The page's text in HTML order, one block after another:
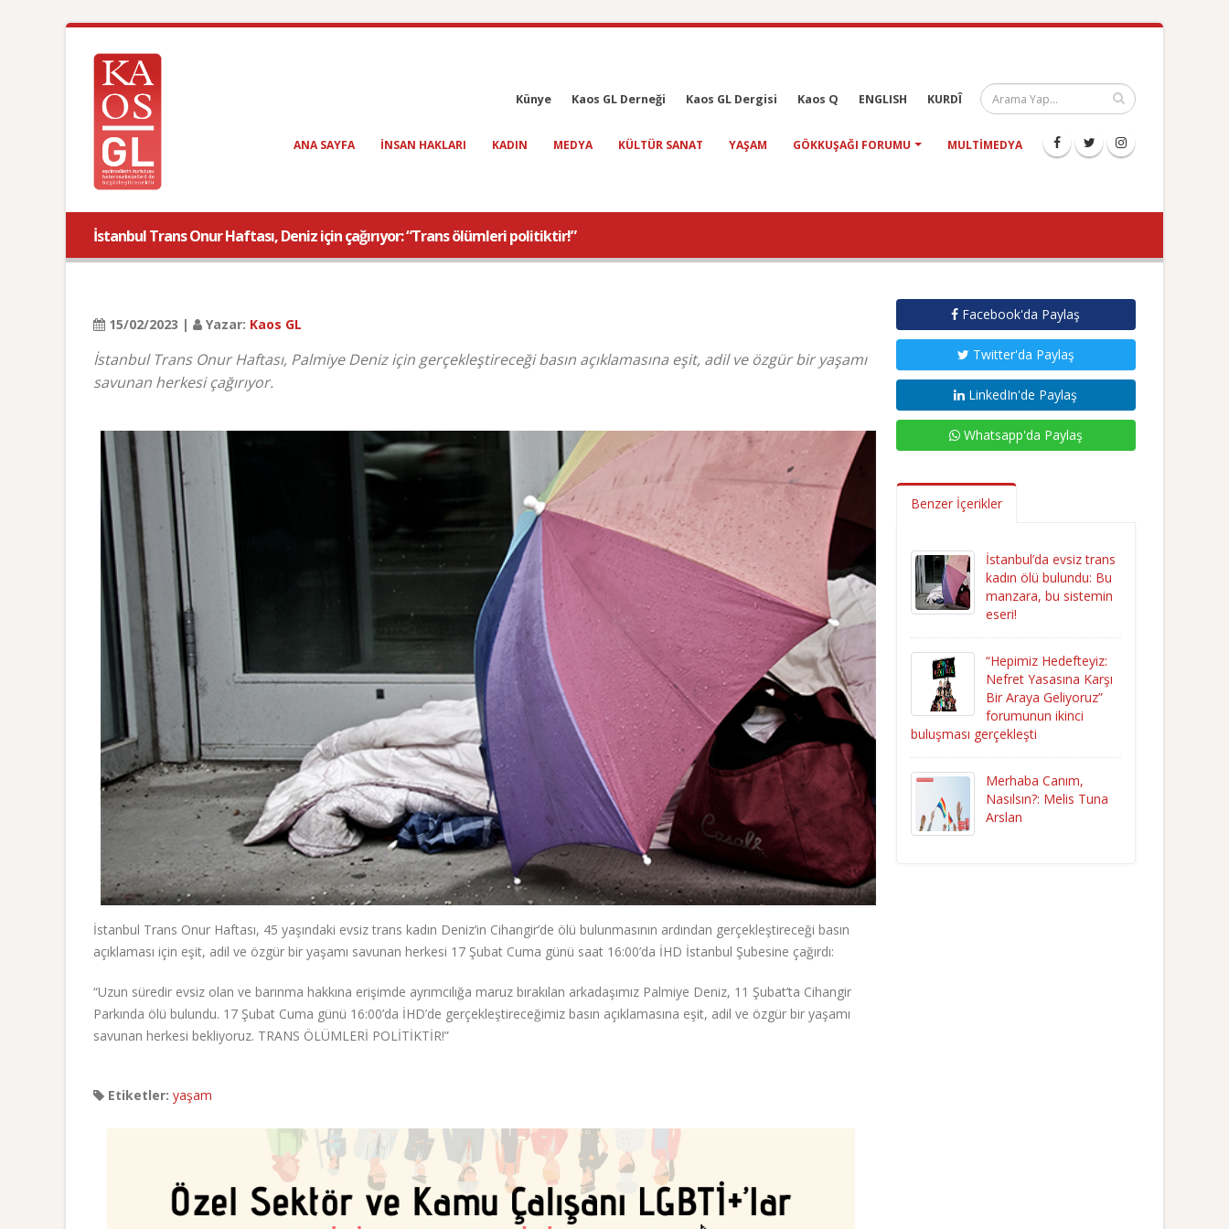
Künye Kaos GL Derneği Kaos GL Dergisi Kaos Q ENGLISH KURDÎ
ANA SAYFA INSAN HAKLARI KADIN MEDYA KÜLTÜR SANAT YAŞAM GÖKKUŞAĞI FORUMU MULTIMEDYA
İstanbul Trans Onur Haftası, Deniz için çağırıyor: “Trans ölümleri politiktir!”
15/02/2023 | Yazar: Kaos GL
İstanbul Trans Onur Haftası, Palmiye Deniz için gerçekleştireceği basın açıklamasına eşit, adil ve özgür bir yaşamı
savunan herkesi çağırıyor.
İstanbul Trans Onur Haftası, 45 yaşındaki evsiz trans kadın Deniz’in Cihangir’de ölü bulunmasının ardından gerçekleştireceği basın
açıklaması için eşit, adil ve özgür bir yaşamı savunan herkesi 17 Şubat Cuma günü saat 16:00’da İHD İstanbul Şubesine çağırdı:
“Uzun süredir evsiz olan ve barınma hakkına erişimde ayrımcılığa maruz bırakılan arkadaşımız Palmiye Deniz, 11 Şubat’ta Cihangir
Parkında ölü bulundu. 17 Şubat Cuma günü 16:00’da İHD’de gerçekleştireceğimiz basın açıklamasına eşit, adil ve özgür bir yaşamı
savunan herkesi bekliyoruz. TRANS ÖLÜMLERİ POLİTİKTİR!”
Etiketler: yaşam
Facebook'da Paylaş
Twitter'da Paylaş
LinkedIn'de Paylaş
Whatsapp'da Paylaş
Benzer İçerikler
İstanbul’da evsiz trans
kadın ölü bulundu: Bu
manzara, bu sistemin
eseri!
“Hepimiz Hedefteyiz:
Nefret Yasasına Karşı
Bir Araya Geliyoruz”
forumunun ikinci
buluşması gerçekleşti
Merhaba Canım,
Nasılsın?: Melis Tuna
Arslan